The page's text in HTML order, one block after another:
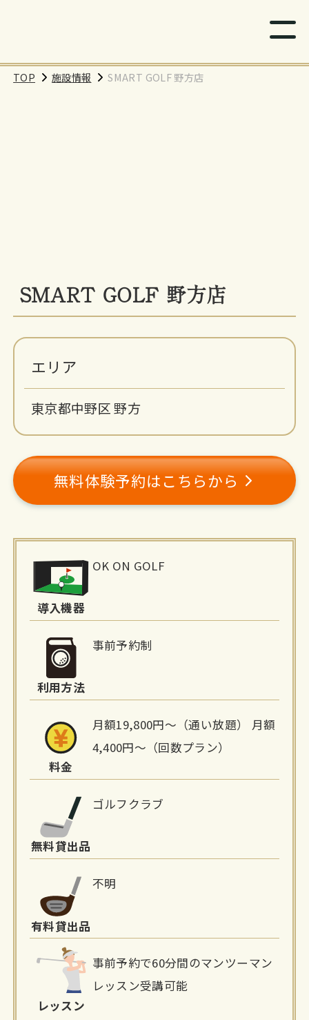
TOP 施設情報 SMART GOLF 野方店
SMART GOLF 野方店
エリア
東京都中野区 野方
無料体験予約はこちらから
報
導入機器
OK ON GOLF
利用方法
事前予約制
料金
月額19,800円〜（通い放題） 月額
4,400円〜（回数プラン）
無料貸出品
ゴルフクラブ
有料貸出品
不明
レッスン
事前予約で60分間のマンツーマン
レッスン受講可能